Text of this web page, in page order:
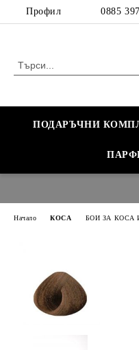
Профил 0885
ПОДАРЪЧНИ
Начало КОСА БОИ ЗА КОСА